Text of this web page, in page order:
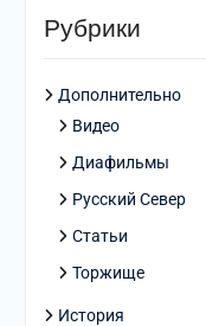
Рубрики
Дополнительно
Видео
Диафильмы
Русский Север
Статьи
Торжище
История